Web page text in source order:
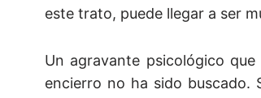
este trato, puede llegar a ser
Un agravante psicológico
encierro no ha sido buscado.